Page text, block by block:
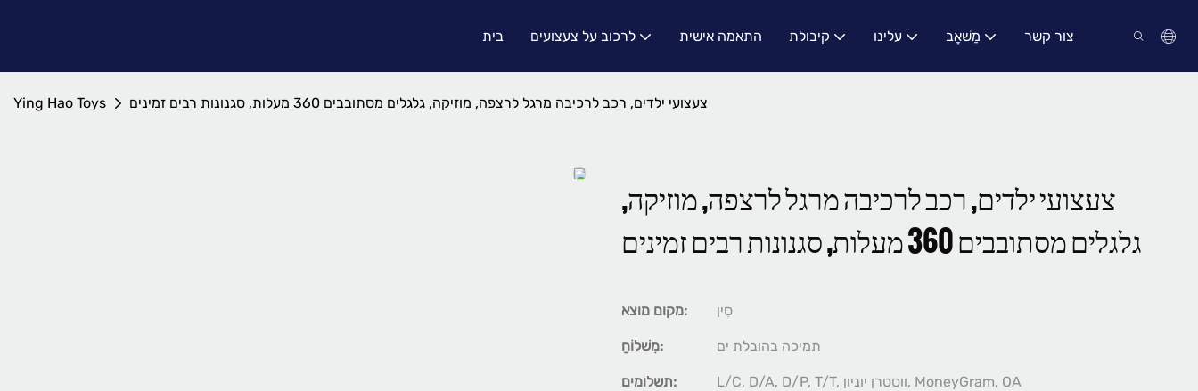
בית לרכוב על צעצועים התאמה אישית קיבולת עלינו מַשׁאָב צור קשר
Ying Hao Toys צעצועי ילדים, רכב לרכיבה מרגל לרצפה, מוזיקה, גלגלים מסתובבים 360 מעלות, סגנונות רבים זמינים
צעצועי ילדים, רכב לרכיבה מרגל לרצפה, מוזיקה,
גלגלים מסתובבים 360 מעלות, סגנונות רבים זמינים
מקום מוצא: סִין
מִשׁלוֹחַ: תמיכה בהובלת ים
תשלומים: L/C, D/A, D/P, T/T, ווסטרן יוניון, MoneyGram, OA